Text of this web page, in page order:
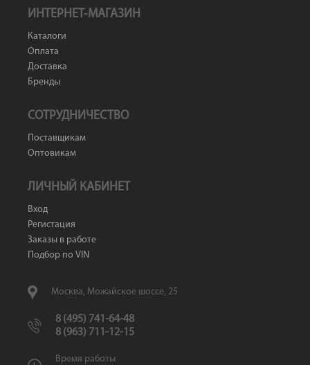
ИНТЕРНЕТ-МАГАЗИН
Каталоги
Оплата
Доставка
Бренды
СОТРУДНИЧЕСТВО
Поставщикам
Оптовикам
ЛИЧНЫЙ КАБИНЕТ
Вход
Регистация
Заказы в работе
Подбор по VIN
Москва, Можайское шоссе, 25
8 (495) 741-64-48
8 (963) 711-12-15
Время работы